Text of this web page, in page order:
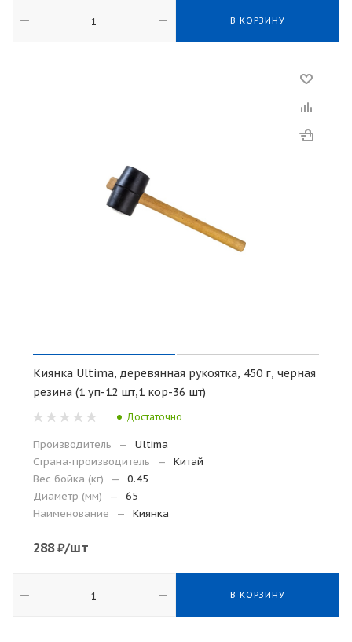
В КОРЗИНУ
Киянка Ultima, деревянная рукоятка, 450 г, черная
резина (1 уп-12 шт,1 кор-36 шт)
Достаточно
Производитель —
Ultima
Страна-производитель
—
Китай
Вес бойка (кг)
—
0.45
Диаметр (мм)
—
65
Наименование
— Киянка
288₽/шт
В КОРЗИНУ